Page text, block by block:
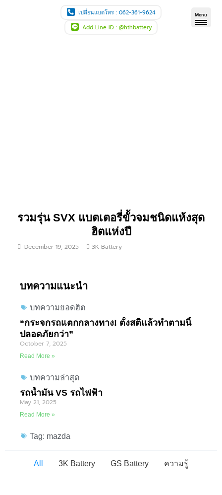
Menu
เปลี่ยนแบตโทร : 062-361-9624
Add Line ID : @hthbattery
รวมรุ่น SVX แบตเตอรี่ขั้วจมชนิดแห้งสุด
ฮิตแห่งปี
December 19, 2025 3K Battery
บทความแนะนำ
บทความยอดฮิต
“กระจกรถแตกกลางทาง! ตั้งสติแล้วทำตามนี้
ปลอดภัยกว่า”
October 7, 2025
Read More »
บทความล่าสุด
รถน้ำมัน VS รถไฟฟ้า
May 21, 2025
Read More »
Tag: mazda
All 3K Battery GS Battery ความรู้